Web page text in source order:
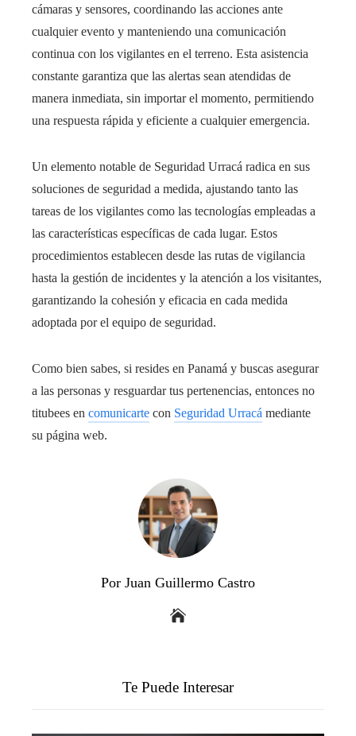
cámaras y sensores, coordinando las acciones ante
cualquier evento y manteniendo una comunicación
continua con los vigilantes en el terreno. Esta asistencia
constante garantiza que las alertas sean atendidas de
manera inmediata, sin importar el momento, permitiendo
una respuesta rápida y eficiente a cualquier emergencia.
Un elemento notable de Seguridad Urracá radica en sus
soluciones de seguridad a medida, ajustando tanto las
tareas de los vigilantes como las tecnologías empleadas a
las características específicas de cada lugar. Estos
procedimientos establecen desde las rutas de vigilancia
hasta la gestión de incidentes y la atención a los visitantes,
garantizando la cohesión y eficacia en cada medida
adoptada por el equipo de seguridad.
Como bien sabes, si resides en Panamá y buscas asegurar
a las personas y resguardar tus pertenencias, entonces no
titubees en comunicarte con Seguridad Urracá mediante
su página web.
Por Juan Guillermo Castro
Te Puede Interesar